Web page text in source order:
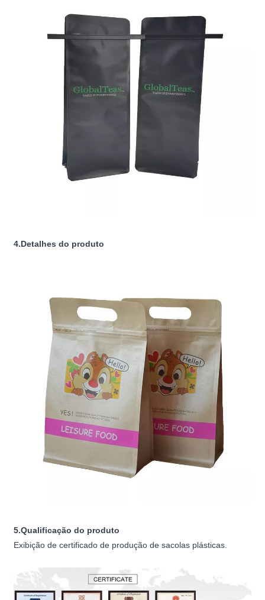
4.Detalhes do produto
5.Qualificação do produto
Exibição de certificado de produção de sacolas plásticas.